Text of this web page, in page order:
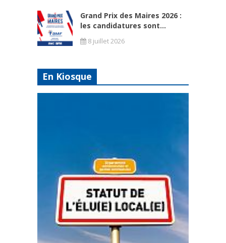
Grand Prix des Maires 2026 :
les candidatures sont...
8 juillet 2026
En Kiosque